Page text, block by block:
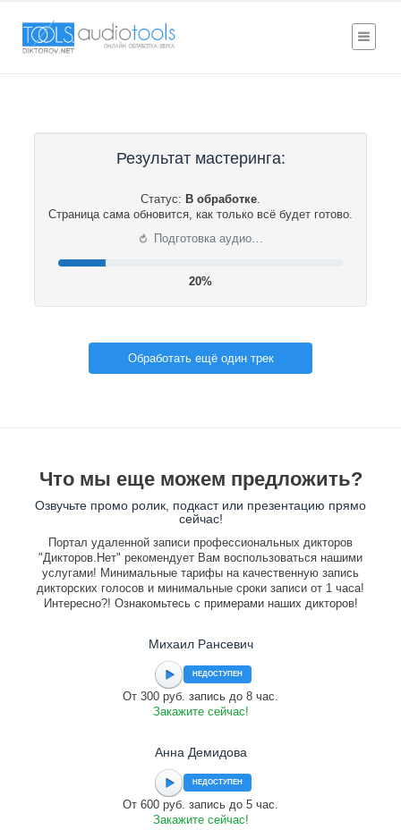
Результат мастеринга:
Статус: В обработке.
Страница сама обновится, как только всё будет готово.
⟳ Подготовка аудио…
21%
Обработать ещё один трек
Что мы еще можем предложить?
Озвучьте промо ролик, подкаст или презентацию прямо
сейчас!
Портал удаленной записи профессиональных дикторов
"Дикторов.Нет" рекомендует Вам воспользоваться нашими
услугами! Минимальные тарифы на качественную запись
дикторских голосов и минимальные сроки записи от 1 часа!
Интересно?! Ознакомьтесь с примерами наших дикторов!
Михаил Рансевич
НЕДОСТУПЕН
От 300 руб. запись до 8 час.
Закажите сейчас!
Анна Демидова
НЕДОСТУПЕН
От 600 руб. запись до 5 час.
Закажите сейчас!